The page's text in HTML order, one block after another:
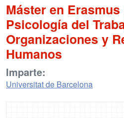
Máster en
Psicología del
Organizaciones y
Humanos
Imparte:
Universitat de Barcelona